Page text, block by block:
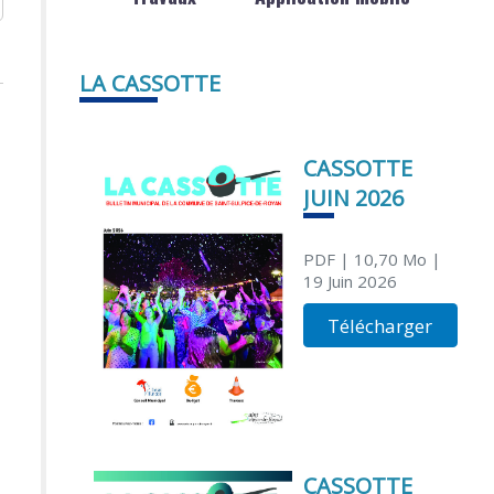
LA CASSOTTE
CASSOTTE
JUIN 2026
PDF| 10,70 Mo |
19 Juin 2026
Télécharger
CASSOTTE